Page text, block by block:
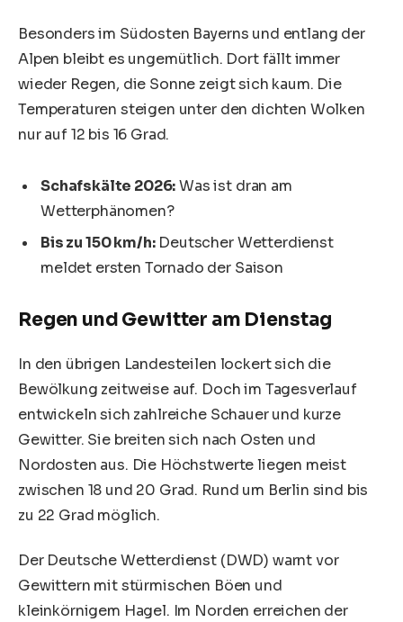
Besonders im Südosten Bayerns und entlang der
Alpen bleibt es ungemütlich. Dort fällt immer
wieder Regen, die Sonne zeigt sich kaum. Die
Temperaturen steigen unter den dichten Wolken
nur auf 12 bis 16 Grad.
Schafskälte 2026:Was ist dran am
Wetterphänomen?
Bis zu 150 km/h:Deutscher Wetterdienst
meldet ersten Tornado der Saison
Regen und Gewitter am Dienstag
In den übrigen Landesteilen lockert sich die
Bewölkung zeitweise auf. Doch im Tagesverlauf
entwickeln sich zahlreiche Schauer und kurze
Gewitter. Sie breiten sich nach Osten und
Nordosten aus. Die Höchstwerte liegen meist
zwischen 18 und 20 Grad. Rund um Berlin sind bis
zu 22 Grad möglich.
Der Deutsche Wetterdienst (DWD) warnt vor
Gewittern mit stürmischen Böen und
kleinkörnigem Hagel. Im Norden erreichen der